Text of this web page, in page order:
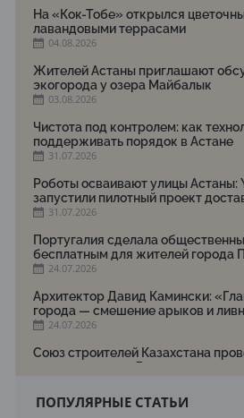
На «Кок-Тобе» открылся
лавандовыми террасами
04.08.2026
Жителей Астаны приглашают
экогорода у озера Майбалык
03.08.2026
Чистота под контролем: как
поддерживать порядок в Астане
31.07.2026
Роботы осваивают улицы Астаны:
запустили пилотный проект
31.07.2026
Португалия сделала
бесплатным для жителей города
24.07.2026
Архитектор Давид Камински:
города — смешение арыков и
24.07.2026
Союз строителей Казахстана
мероприятие ко Дню строителя
Новый Строительный кодекс: что
ПОПУЛЯРНЫЕ СТАТЬИ